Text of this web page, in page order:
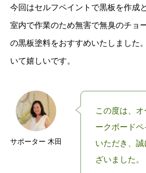
今回はセルフペイントで黒板を作成
室内で作業のため無害で無臭のチョ
の黒板塗料をおすすめいたしました
いて嬉しいです。
サポーター 木田
この度は、
ークボード
いただき、
ざいました。